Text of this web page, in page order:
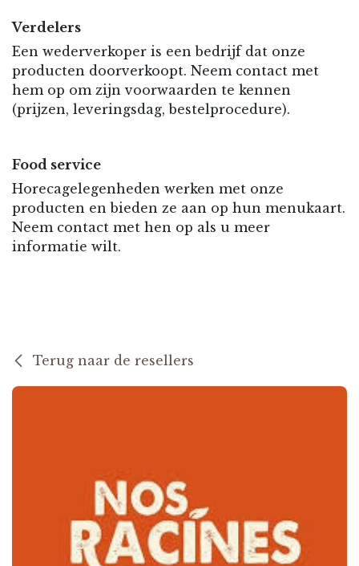
Verdelers
Een wederverkoper is een bedrijf dat onze
producten doorverkoopt. Neem contact met
hem op om zijn voorwaarden te kennen
(prijzen, leveringsdag, bestelprocedure).
Food service
Horecagelegenheden werken met onze
producten en bieden ze aan op hun menukaart.
Neem contact met hen op als u meer
informatie wilt.
Terug naar de resellers